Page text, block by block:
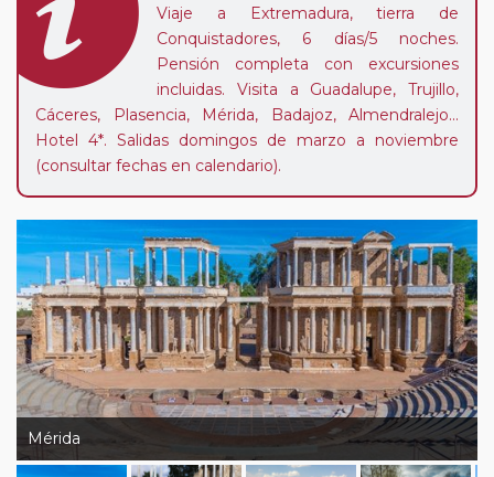
Viaje a Extremadura, tierra de
Conquistadores, 6 días/5 noches.
Pensión completa con excursiones
incluidas. Visita a Guadalupe, Trujillo,
Cáceres, Plasencia, Mérida, Badajoz, Almendralejo...
Hotel 4*. Salidas domingos de marzo a noviembre
(consultar fechas en calendario).
Mérida